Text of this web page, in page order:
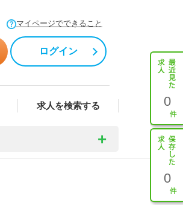
マイページでできること
ログイン
求人を検索する 0
0